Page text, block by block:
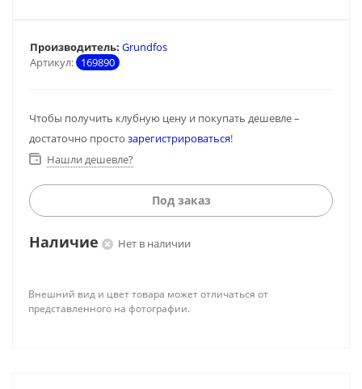
Артикул: 169890
Производитель: Grundfos
Чтобы получить клубную цену и покупать дешевле –
достаточно просто зарегистрироваться!
Нашли дешевле?
Под заказ
Наличие Нет в наличии
Внешний вид и цвет товара может отличаться от
представленного на фотографии.